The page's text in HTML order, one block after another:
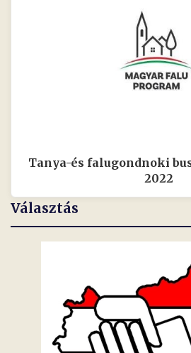
Tanya-és falugondnoki
2022
Választás